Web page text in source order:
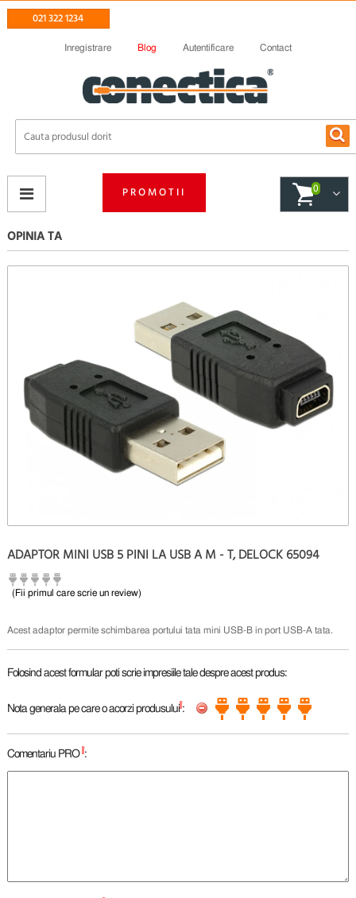
021 322 1234
Inregistrare Blog Autentificare Contact
PROMOTII 0
OPINIA TA
ADAPTOR MINI USB 5 PINI LA USB A M - T, DELOCK 65094
(Fii primul care scrie un review)
Acest adaptor permite schimbarea portului tata mini USB-B in port USB-A tata.
Folosind acest formular poti scrie impresiile tale despre acest produs:
Nota generala pe care o acorzi produsului* :
Comentariu PRO :